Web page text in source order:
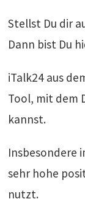
Stellst Du dir
Dann bist Du
iTalk24 aus
Tool, mit dem
kannst.
Insbesondere
sehr hohe
nutzt.